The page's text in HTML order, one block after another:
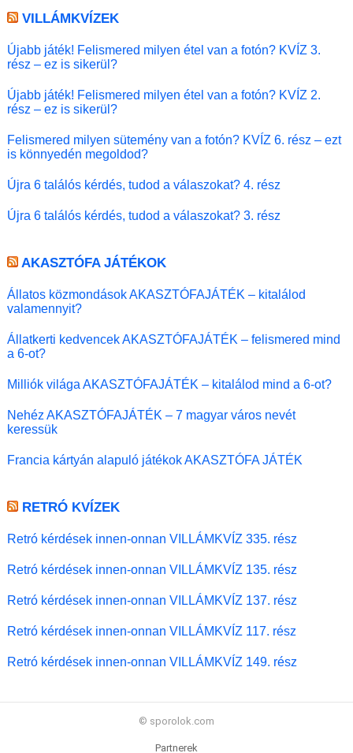
VILLÁMKVÍZEK
Újabb játék! Felismered milyen étel van a fotón? KVÍZ 3.
rész – ez is sikerül?
Újabb játék! Felismered milyen étel van a fotón? KVÍZ 2.
rész – ez is sikerül?
Felismered milyen sütemény van a fotón? KVÍZ 6. rész – ezt
is könnyedén megoldod?
Újra 6 találós kérdés, tudod a válaszokat? 4. rész
Újra 6 találós kérdés, tudod a válaszokat? 3. rész
AKASZTÓFA JÁTÉKOK
Állatos közmondások AKASZTÓFAJÁTÉK – kitalálod
valamennyit?
Állatkerti kedvencek AKASZTÓFAJÁTÉK – felismered mind
a 6-ot?
Milliók világa AKASZTÓFAJÁTÉK – kitalálod mind a 6-ot?
Nehéz AKASZTÓFAJÁTÉK – 7 magyar város nevét
keressük
Francia kártyán alapuló játékok AKASZTÓFA JÁTÉK
RETRÓ KVÍZEK
Retró kérdések innen-onnan VILLÁMKVÍZ 335. rész
Retró kérdések innen-onnan VILLÁMKVÍZ 135. rész
Retró kérdések innen-onnan VILLÁMKVÍZ 137. rész
Retró kérdések innen-onnan VILLÁMKVÍZ 117. rész
Retró kérdések innen-onnan VILLÁMKVÍZ 149. rész
© sporolok.com
Partnerek